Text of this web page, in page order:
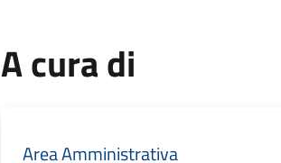
A cura di
Area Amministrativa